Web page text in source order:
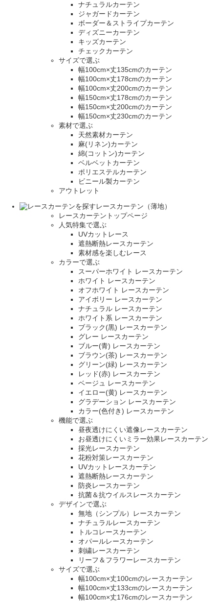
ナチュラルカーテン
ジャガードカーテン
ボーダー＆ストライプカーテン
ディズニーカーテン
キッズカーテン
チェックカーテン
サイズで選ぶ
幅100cm×丈135cmのカーテン
幅100cm×丈178cmのカーテン
幅100cm×丈200cmのカーテン
幅150cm×丈178cmのカーテン
幅150cm×丈200cmのカーテン
幅150cm×丈230cmのカーテン
素材で選ぶ
天然素材カーテン
麻(リネン)カーテン
綿(コットン)カーテン
ベルベットカーテン
ポリエステルカーテン
ビニール製カーテン
アウトレット
レースカーテン（薄地）
レースカーテントップページ
人気特集で選ぶ
UVカットレース
遮熱断熱レースカーテン
素材感を楽しむレース
カラーで選ぶ
スーパーホワイト レースカーテン
ホワイト レースカーテン
オフホワイト レースカーテン
アイボリー レースカーテン
ナチュラル レースカーテン
ホワイト系 レースカーテン
ブラック(黒) レースカーテン
グレー レースカーテン
ブルー(青) レースカーテン
ブラウン(茶) レースカーテン
グリーン(緑) レースカーテン
レッド(赤) レースカーテン
ベージュ レースカーテン
イエロー(黄) レースカーテン
グラデーション レースカーテン
カラー(色付き) レースカーテン
機能で選ぶ
昼夜透けにくい遮像レースカーテン
お昼透けにくいミラー効果レースカーテン
採光レースカーテン
花粉対策レースカーテン
UVカットレースカーテン
遮熱断熱レースカーテン
防炎レースカーテン
抗菌＆抗ウイルスレースカーテン
デザインで選ぶ
無地（シンプル）レースカーテン
ナチュラルレースカーテン
トルコレースカーテン
オパールレースカーテン
刺繍レースカーテン
リーフ＆フラワーレースカーテン
サイズで選ぶ
幅100cm×丈100cmのレースカーテン
幅100cm×丈133cmのレースカーテン
幅100cm×丈176cmのレースカーテン